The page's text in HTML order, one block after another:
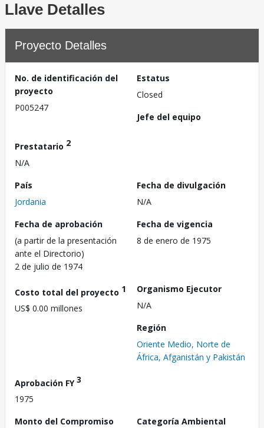
Llave Detalles
Proyecto Detalles
No. de identificación del
proyecto
P005247
Estatus
Closed
Jefe del equipo
Prestatario 2
N/A
País
Jordania
Fecha de divulgación
N/A
Fecha de aprobación
(a partir de la presentación
ante el Directorio)
2 de julio de 1974
Fecha de vigencia
8 de enero de 1975
Costo total del proyecto 1
US$ 0.00 millones
Organismo Ejecutor
N/A
Región
Oriente Medio, Norte de
África, Afganistán y Pakistán
Aprobación FY3
1975
Monto del Compromiso
Categoría Ambiental